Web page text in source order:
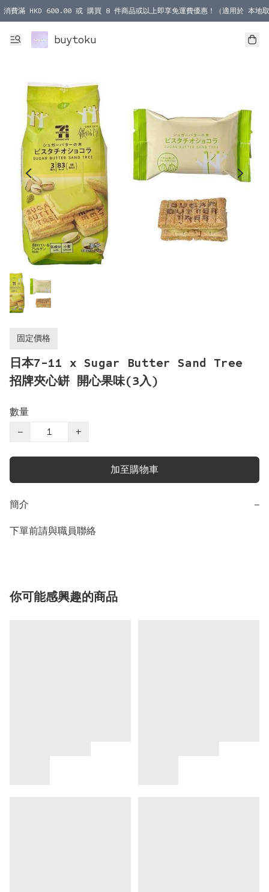
消費滿 HKD 600.00 或 購買 8 件商品或以上即享免運費優惠！（適用於 本地
消費滿 HKD 1000.00 或 購買 100 件商品或以上即享免運費優惠！（適用於
buytoku
固定價格
日本7-11 x Sugar Butter Sand Tree
招牌夾心缾 開心果味(3入)
數量
−
+
加至購物車
簡介 −
下單前請與職員聯絡
你可能感興趣的商品